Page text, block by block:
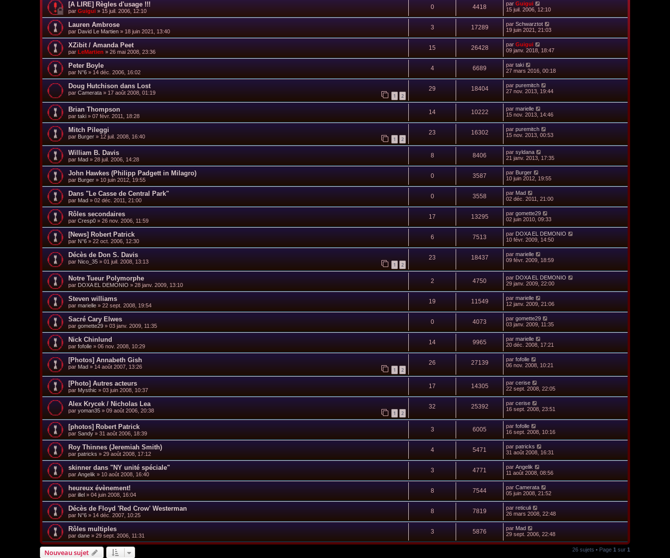
[A LIRE] Règles d'usage !!!
par Guigui » 15 juil. 2006, 12:10
0 4418 par Guigui
15 juil. 2006, 12:10
Lauren Ambrose
par David Le Martien » 18 juin 2021, 13:40
3 17289 par Schwarztot
19 juin 2021, 21:03
XZibit / Amanda Peet
par LeMartien » 26 mai 2008, 23:36
15 26428 par Guigui
09 janv. 2018, 18:47
Peter Boyle
par N°6 » 14 déc. 2006, 16:02
4 6689 par taki
27 mars 2016, 00:18
Doug Hutchison dans Lost
par Camerata » 17 août 2008, 01:19 1 2
29 18404 par puremitch
27 nov. 2013, 19:44
Brian Thompson
par taki » 07 févr. 2011, 18:28
14 10222 par marielle
15 nov. 2013, 14:46
Mitch Pileggi
par Burger » 12 juil. 2008, 16:40 1 2
23 16302 par puremitch
15 nov. 2013, 00:53
William B. Davis
par Mad » 28 juil. 2006, 14:28
8 8406 par syldana
21 janv. 2013, 17:35
John Hawkes (Philipp Padgett in Milagro)
par Burger » 10 juin 2012, 19:55
0 3587 par Burger
10 juin 2012, 19:55
Dans "Le Casse de Central Park"
par Mad » 02 déc. 2011, 21:00
0 3558 par Mad
02 déc. 2011, 21:00
Rôles secondaires
par Cresp0 » 26 nov. 2006, 11:59
17 13295 par gomette29
02 juin 2010, 09:33
[News] Robert Patrick
par N°6 » 22 oct. 2006, 12:30
6 7513 par DOXA EL DEMONIO
10 févr. 2009, 14:50
Décès de Don S. Davis
par Nico_35 » 01 juil. 2008, 13:13 1 2
23 18437 par marielle
09 févr. 2009, 18:59
Notre Tueur Polymorphe
par DOXA EL DEMONIO » 28 janv. 2009, 13:10
2 4750 par DOXA EL DEMONIO
29 janv. 2009, 22:00
Steven williams
par marielle » 22 sept. 2008, 19:54
19 11549 par marielle
12 janv. 2009, 21:06
Sacré Cary Elwes
par gomette29 » 03 janv. 2009, 11:35
0 4073 par gomette29
03 janv. 2009, 11:35
Nick Chinlund
par fofolle » 06 nov. 2008, 10:29
14 9965 par marielle
20 déc. 2008, 17:21
[Photos] Annabeth Gish
par Mad » 14 août 2007, 13:26 1 2
26 27139 par fofolle
06 nov. 2008, 10:21
[Photo] Autres acteurs
par Mysthic » 03 juin 2008, 10:37
17 14305 par cerise
22 sept. 2008, 22:05
Alex Krycek / Nicholas Lea
par yoman35 » 09 août 2006, 20:38 1 2
32 25392 par cerise
16 sept. 2008, 23:51
[photos] Robert Patrick
par Sandy » 31 août 2006, 18:39
3 6005 par fofolle
16 sept. 2008, 10:16
Roy Thinnes (Jeremiah Smith)
par patricks » 29 août 2008, 17:12
4 5471 par patricks
31 août 2008, 16:31
skinner dans "NY unité spéciale"
par Angelik » 10 août 2008, 16:40
3 4771 par Angelik
11 août 2008, 08:56
heureux évènement!
par illel » 04 juin 2008, 16:04
8 7544 par Camerata
05 juin 2008, 21:52
Décès de Floyd 'Red Crow' Westerman
par N°6 » 14 déc. 2007, 10:25
8 7819 par reticuli
26 mars 2008, 22:48
Rôles multiples
par dane » 29 sept. 2006, 11:31
3 5876 par Mad
29 sept. 2006, 22:48
Nouveau sujet 26 sujets • Page 1 sur 1